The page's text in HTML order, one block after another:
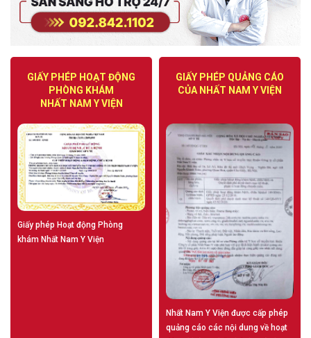
GIẤY PHÉP HOẠT ĐỘNG
PHÒNG KHÁM
NHẤT NAM Y VIỆN
Giấy phép Hoạt động Phòng
khám Nhất Nam Y Viện
GIẤY PHÉP QUẢNG CÁO
CỦA NHẤT NAM Y VIỆN
Nhất Nam Y Viện được cấp phép
quảng cáo các nội dung về hoạt